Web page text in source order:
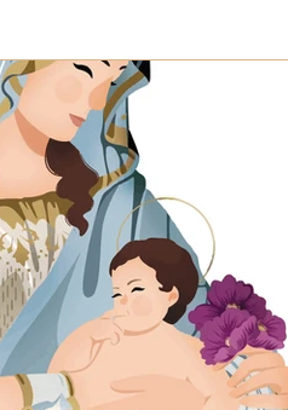
ACTIVA III
JUBILAR MARISTA
noticias